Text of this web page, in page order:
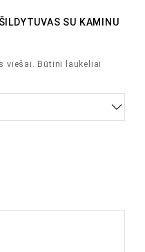
SU KAMINU
viešai. Būtini laukeliai